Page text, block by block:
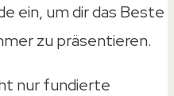
ein, um dir das Beste
zu präsentieren.
nur fundierte